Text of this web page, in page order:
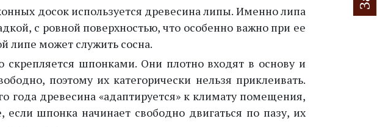
досок используется древесина липы. Именно липа
с ровной поверхностью, что особенно важно при ее
липе может служить сосна.
скрепляется шпонками. Они плотно входят в основу и
поэтому их категорически нельзя приклеивать.
года древесина «адаптируется» к климату помещения,
если шпонка начинает свободно двигаться по пазу, их